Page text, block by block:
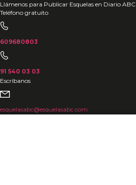
Ir
al
contenido
Llámenos para Publicar Esquelas en Diario ABC
Teléfono gratuito
609680803
91 540 03 03
Escríbanos
esquelasabc@esquelasabc.com